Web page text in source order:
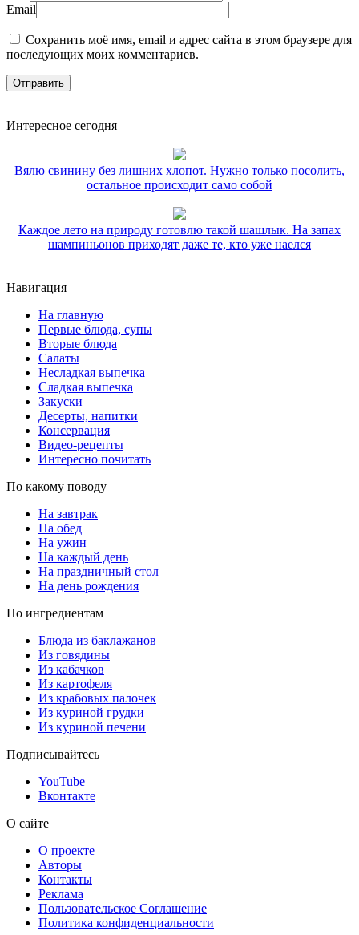
Email
Сохранить моё имя, email и адрес сайта в этом браузере для
последующих моих комментариев.
Интересное сегодня
Вялю свинину без лишних хлопот. Нужно только посолить,
остальное происходит само собой
Каждое лето на природу готовлю такой шашлык. На запах
шампиньонов приходят даже те, кто уже наелся
Навигация
На главную
Первые блюда, супы
Вторые блюда
Салаты
Несладкая выпечка
Сладкая выпечка
Закуски
Десерты, напитки
Консервация
Видео-рецепты
Интересно почитать
По какому поводу
На завтрак
На обед
На ужин
На каждый день
На праздничный стол
На день рождения
По ингредиентам
Блюда из баклажанов
Из говядины
Из кабачков
Из картофеля
Из крабовых палочек
Из куриной грудки
Из куриной печени
Подписывайтесь
YouTube
Вконтакте
О сайте
О проекте
Авторы
Контакты
Реклама
Пользовательское Соглашение
Политика конфиденциальности